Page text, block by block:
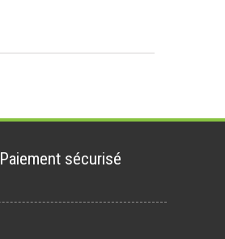
Paiement sécurisé